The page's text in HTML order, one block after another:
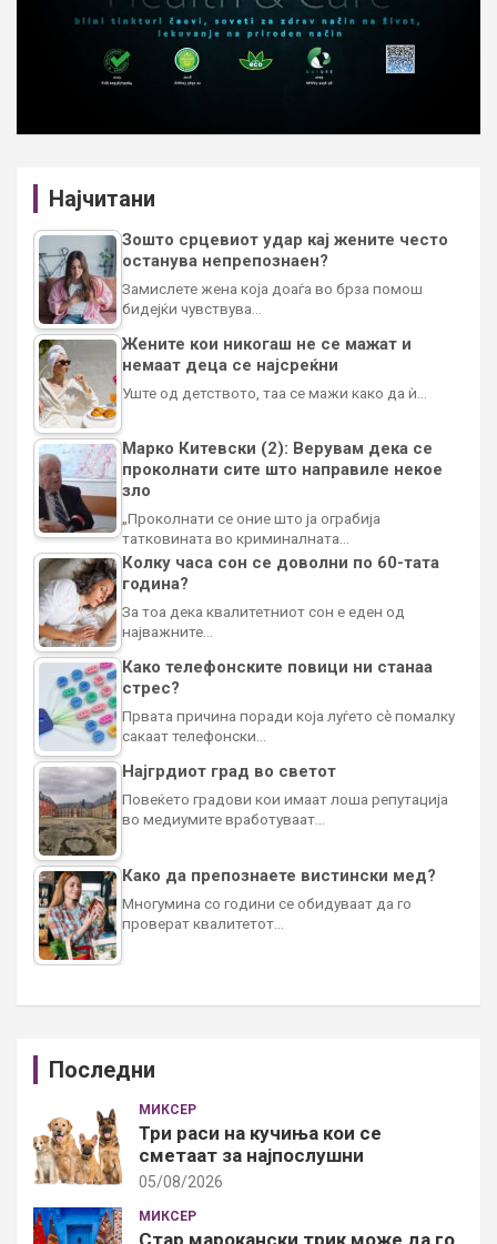
Најчитани
Зошто срцевиот удар кај жените често
останува непрепознаен?
Замислете жена која доаѓа во брза помош
бидејќи чувствува…
Жените кои никогаш не се мажат и
немаат деца се најсреќни
Уште од детството, таа се мажи како да ѝ…
Марко Китевски (2): Верувам дека се
проколнати сите што направиле некое
зло
„Проколнати се оние што ја ограбија
татковината во криминалната…
Колку часа сон се доволни по 60-тата
година?
За тоа дека квалитетниот сон е еден од
најважните…
Како телефонските повици ни станаа
стрес?
Првата причина поради која луѓето сè помалку
сакаат телефонски…
Најгрдиот град во светот
Повеќето градови кои имаат лоша репутација
во медиумите вработуваат…
Како да препознаете вистински мед?
Многумина со години се обидуваат да го
проверат квалитетот…
Последни
МИКСЕР
Три раси на кучиња кои се
сметаат за најпослушни
05/08/2026
МИКСЕР
Стар марокански трик може да го